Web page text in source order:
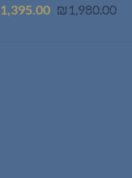
₪ 1,980.00
המחיר
1,395.00